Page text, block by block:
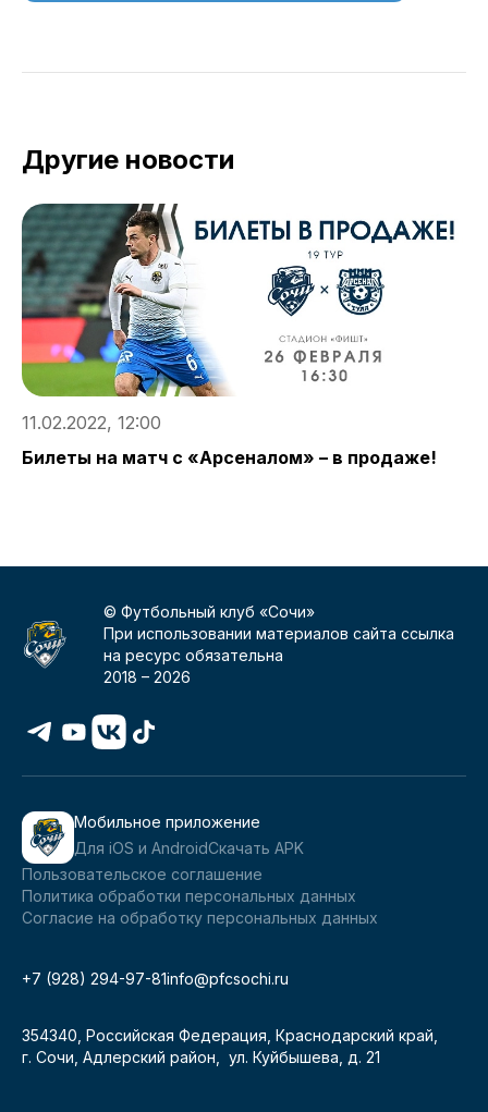
Другие новости
11.02.2022, 12:00
Билеты на матч с «Арсеналом» – в продаже!
© Футбольный клуб «Сочи»
При использовании материалов сайта ссылка
на ресурс обязательна
2018 –2026
Мобильное приложение
Для iOS и AndroidСкачать APK
Пользовательское соглашение
Политика обработки персональных данных
Согласие на обработку персональных данных
+7 (928) 294-97-81info@pfcsochi.ru
354340, Российская Федерация, Краснодарский край,
г. Сочи, Адлерский район, ул. Куйбышева, д. 21